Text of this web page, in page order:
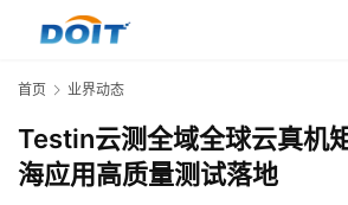
首页 业界动态
Testin云测全域全球云真机
海应用高质量测试落地